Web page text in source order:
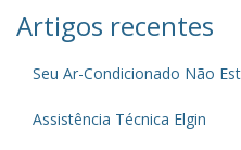
Artigos recentes
Seu Ar-Condicionado Não
Assistência Técnica Elgin